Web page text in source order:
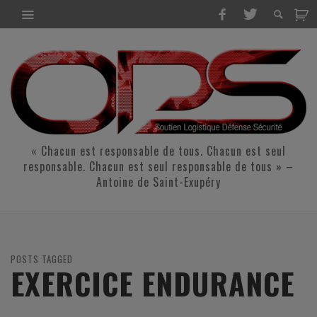
« Chacun est responsable de tous. Chacun est seul
responsable. Chacun est seul responsable de tous » –
Antoine de Saint-Exupéry
POSTS TAGGED
EXERCICE ENDURANCE